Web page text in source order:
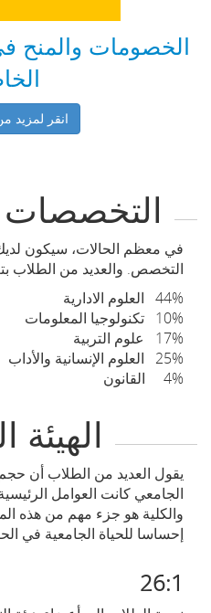
الخصومات والمنح
انقر لمزيد
التخصصات
في معظم الحالات، سيكون
التخصص. والعديد من الطلاب
44% العلوم الادارية
10% تكنولوجيا المعلومات
17% علوم التربية
25% العلوم الإنسانية والأداب
4% القانون
الهيئة
يقول العديد من الطلاب أن
الجامعي كانت العوامل
والكلية هو جزء مهم من هذه
إحساسا للحياة الجامعية في
26:1